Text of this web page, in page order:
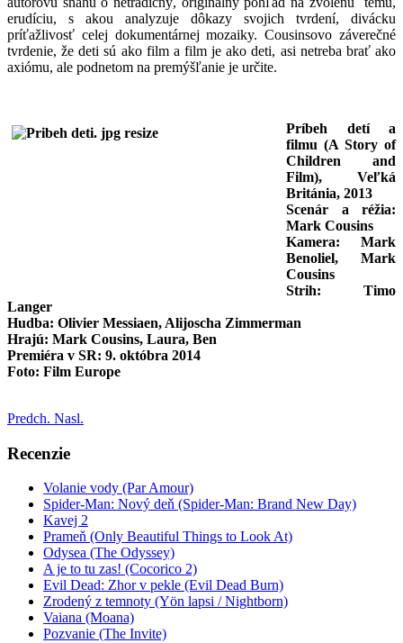
erudíciu, s akou analyzuje dôkazy svojich tvrdení, divácku
príťažlivosť celej dokumentárnej mozaiky. Cousinsovo záverečné
tvrdenie, že deti sú ako film a film je ako deti, asi netreba brať ako
axiómu, ale podnetom na premýšľanie je určite.
Príbeh detí a
filmu (A Story of
Children and
Film), Veľká
Británia, 2013
Scenár a réžia:
Mark Cousins
Kamera: Mark
Benoliel, Mark
Cousins
Strih: Timo
Langer
Hudba: Olivier Messiaen, Alijoscha Zimmerman
Hrajú: Mark Cousins, Laura, Ben
Premiéra v SR: 9. októbra 2014
Foto: Film Europe
Predch. Nasl.
Recenzie
Volanie vody (Par Amour)
Spider-Man: Nový deň (Spider-Man: Brand New Day)
Kavej 2
Prameň (Only Beautiful Things to Look At)
Odysea (The Odyssey)
A je to tu zas! (Cocorico 2)
Evil Dead: Zhor v pekle (Evil Dead Burn)
Zrodený z temnoty (Yön lapsi / Nightborn)
Vaiana (Moana)
Pozvanie (The Invite)